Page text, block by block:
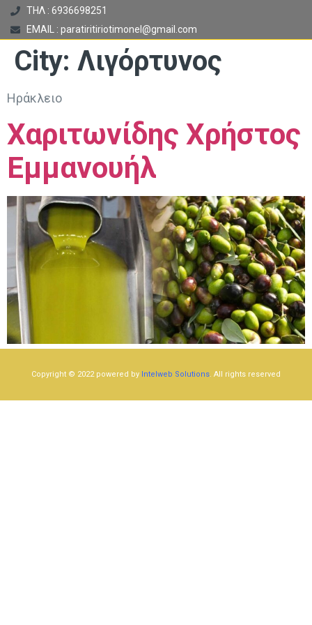
ΤΗΛ : 6936698251
EMAIL : paratiritiriotimonel@gmail.com
City: Λιγόρτυνος
Ηράκλειο
Χαριτωνίδης Χρήστος
Εμμανουήλ
Copyright © 2022 powered by Intelweb Solutions. All rights reserved​